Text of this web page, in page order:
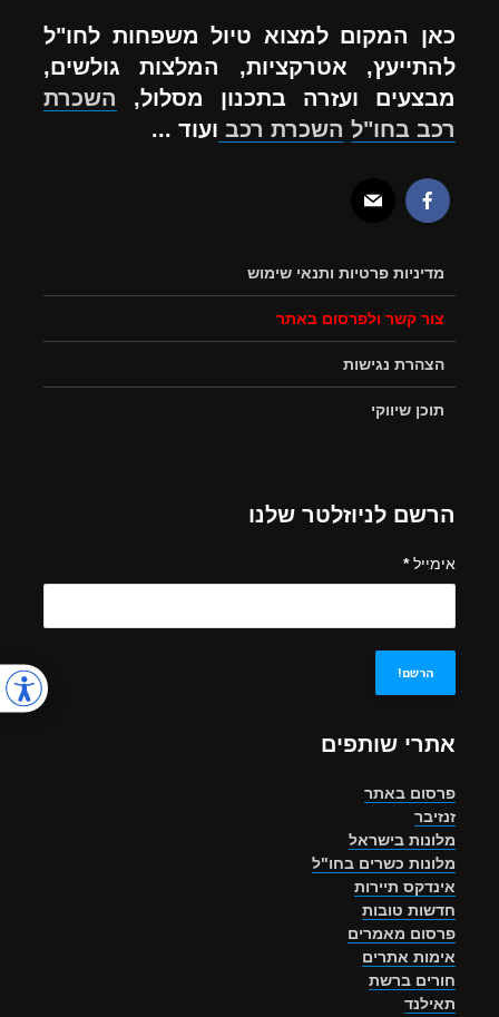
כאן המקום למצוא טיול משפחות לחו"ל
להתייעץ, אטרקציות, המלצות גולשים,
מבצעים ועזרה בתכנון מסלול, השכרת
רכב בחו"ל השכרת רכב ועוד ...
מדיניות פרטיות ותנאי שימוש
צור קשר ולפרסום באתר
הצהרת נגישות
תוכן שיווקי
הרשם לניוזלטר שלנו
אימייל*
אתרי שותפים
פרסום באתר
זנזיבר
מלונות בישראל
מלונות כשרים בחו"ל
אינדקס תיירות
חדשות טובות
פרסום מאמרים
אימות אתרים
חורים ברשת
תאילנד